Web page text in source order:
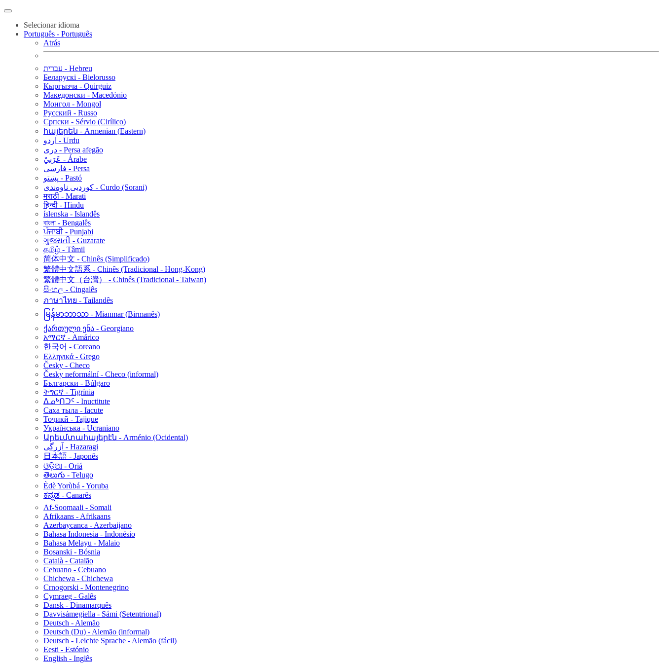
Selecionar idioma
Português - Português
Atrás
עברית - Hebreu
Беларускі - Bielorusso
Кыргызча - Quirguiz
Македонски - Macedónio
Монгол - Mongol
Русский - Russo
Српски - Sérvio (Cirílico)
հայերեն - Armenian (Eastern)
اردو - Urdu
دری - Persa afegão
عَرَبيْ - Árabe
فارسی - Persa
پښتو - Pastó
کوردیی ناوەندی - Curdo (Sorani)
मराठी - Marati
हिन्दी - Hindu
íslenska - Islandês
বাংলা - Bengalês
ਪੰਜਾਬੀ - Punjabi
ગુજરાતી - Guzarate
தமிழ் - Tâmil
简体中文 - Chinês (Simplificado)
繁體中文語系 - Chinês (Tradicional - Hong-Kong)
繁體中文（台灣） - Chinês (Tradicional - Taiwan)
සිංහල - Cingalês
ภาษาไทย - Tailandês
မြန်မာဘာသာ - Mianmar (Birmanês)
ქართული ენა - Georgiano
አማርኛ - Amárico
한국어 - Coreano
Ελληνικά - Grego
Česky - Checo
Česky neformální - Checo (informal)
Български - Búlgaro
ትግርኛ - Tigrínia
ᐃᓄᒃᑎᑐᑦ - Inuctitute
Саха тыла - Iacute
Тоҷикӣ - Tajique
Українська - Ucraniano
Արեւմտահայերէն - Arménio (Ocidental)
آزرگی - Hazaragi
日本語 - Japonês
ଓଡ଼ିଆ - Oriá
తెలుగు - Telugo
Èdè Yorùbá - Yoruba
ಕನ್ನಡ - Canarês
Af-Soomaali - Somali
Afrikaans - Afrikaans
Azerbaycanca - Azerbaijano
Bahasa Indonesia - Indonésio
Bahasa Melayu - Malaio
Bosanski - Bósnia
Català - Catalão
Cebuano - Cebuano
Chichewa - Chichewa
Crnogorski - Montenegrino
Cymraeg - Galês
Dansk - Dinamarquês
Davvisámegiella - Sámi (Setentrional)
Deutsch - Alemão
Deutsch (Du) - Alemão (informal)
Deutsch - Leichte Sprache - Alemão (fácil)
Eesti - Estónio
English - Inglês